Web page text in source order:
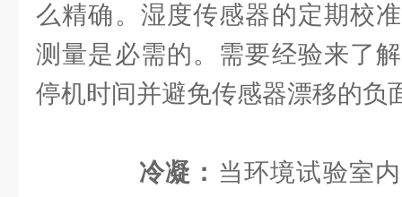
么精确。湿度传感器的定期校
测量是必需的。需要经验来了
停机时间并避免传感器漂移的负
冷凝： 当环境试验室